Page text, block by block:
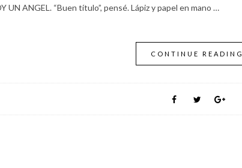
UN ANGEL. “Buen título”, pensé. Lápiz y papel en mano …
CONTINUE READING